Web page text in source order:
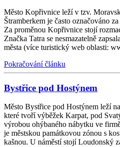
Město Kopřivnice leží v tzv.
Štramberkem je často označováno
Za proměnou Kopřivnice stojí
Značka Tatra se nesmazatelně
města (více turistický web oblasti:
Pokračování článku
Bystřice pod Hostýnem
Město Bystřice pod Hostýnem leží
které tvoří výběžek Karpat, pod
výrobou ohýbaného nábytku ve
je městskou památkovou zónou s
kašnou. U náměstí stojí Loudonský